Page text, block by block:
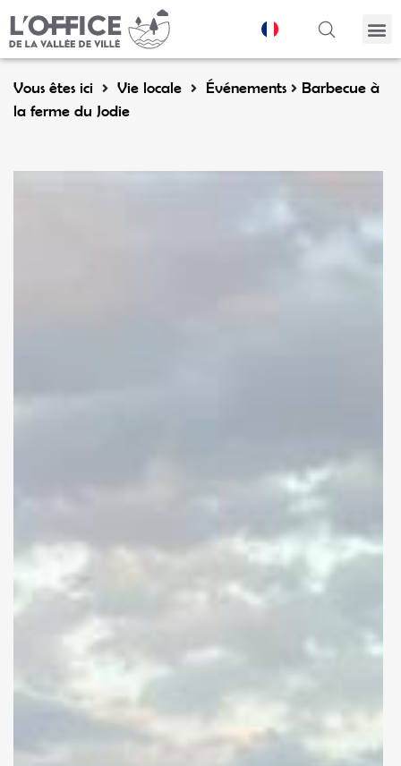
Vous êtes ici Vie locale Événements
Barbecue à
la ferme du Jodie
Panneau de gestion des cookies